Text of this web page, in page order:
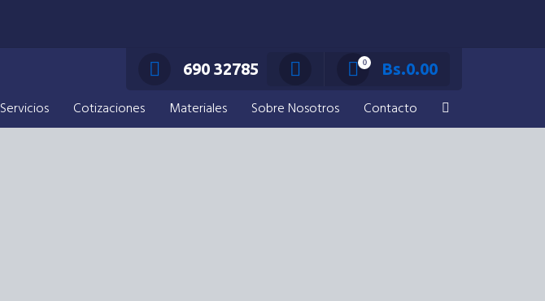
690 32785 0 Bs.0.00
Servicios Cotizaciones Materiales Sobre Nosotros Contacto